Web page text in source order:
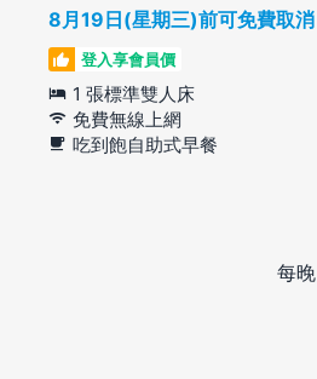
8月19日(星期三)前可免費取消
登入享會員價
1 張標準雙人床
免費無線上網
吃到飽自助式早餐
每晚